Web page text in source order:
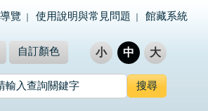
覽 使用說明與常見問題 館藏系統
自訂顏色 小 中 大